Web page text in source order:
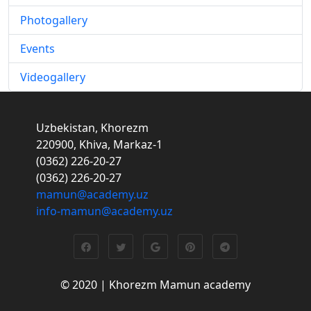
Photogallery
Events
Videogallery
Uzbekistan, Khorezm
220900, Khiva, Markaz-1
(0362) 226-20-27
(0362) 226-20-27
mamun@academy.uz
info-mamun@academy.uz
© 2020 | Khorezm Mamun academy